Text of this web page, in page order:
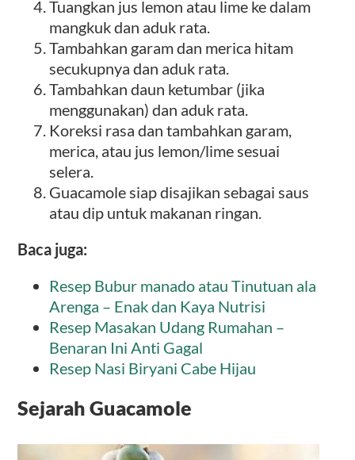
Tuangkan jus lemon atau lime ke dalam
mangkuk dan aduk rata.
Tambahkan garam dan merica hitam
secukupnya dan aduk rata.
Tambahkan daun ketumbar (jika
menggunakan) dan aduk rata.
Koreksi rasa dan tambahkan garam,
merica, atau jus lemon/lime sesuai
selera.
Guacamole siap disajikan sebagai saus
atau dip untuk makanan ringan.
Baca juga:
Resep Bubur manado atau Tinutuan ala
Arenga – Enak dan Kaya Nutrisi
Resep Masakan Udang Rumahan –
Benaran Ini Anti Gagal
Resep Nasi Biryani Cabe Hijau
Sejarah Guacamole